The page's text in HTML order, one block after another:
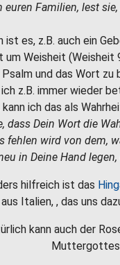
euren Familien, lest
ist es, z.B. auch ein
um Weisheit (Weisheit
Psalm und das Wort
z.B. immer wieder
kann ich das als
dass Dein Wort die
fehlen wird von dem,
in Deine Hand
hilfreich ist das
aus Italien, , das uns
kann auch der